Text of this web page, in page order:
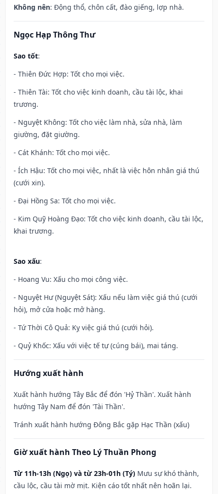
Không nên: Động thổ, chôn cất, đào giếng, lợp nhà.
Ngọc Hạp Thông Thư
Sao tốt:
- Thiên Đức Hợp: Tốt cho mọi việc.
- Thiên Tài: Tốt cho việc kinh doanh, cầu tài lộc, khai
trương.
- Nguyệt Không: Tốt cho việc làm nhà, sửa nhà, làm
giường, đặt giường.
- Cát Khánh: Tốt cho mọi việc.
- Ích Hậu: Tốt cho mọi việc, nhất là việc hôn nhân giá thú
(cưới xin).
- Đại Hồng Sa: Tốt cho mọi việc.
- Kim Quỹ Hoàng Đạo: Tốt cho việc kinh doanh, cầu tài lộc,
khai trương.
Sao xấu:
- Hoang Vu: Xấu cho mọi công việc.
- Nguyệt Hư (Nguyệt Sát): Xấu nếu làm việc giá thú (cưới
hỏi), mở cửa hoặc mở hàng.
- Tứ Thời Cô Quả: Kỵ việc giá thú (cưới hỏi).
- Quỷ Khốc: Xấu với việc tế tự (cúng bái), mai táng.
Hướng xuất hành
Xuất hành hướng Tây Bắc để đón 'Hỷ Thần'. Xuất hành
hướng Tây Nam để đón 'Tài Thần'.
Tránh xuất hành hướng Đông Bắc gặp Hạc Thần (xấu)
Giờ xuất hành Theo Lý Thuần Phong
Từ 11h-13h (Ngọ) và từ 23h-01h (Tý) Mưu sự khó thành,
cầu lộc, cầu tài mờ mịt. Kiện cáo tốt nhất nên hoãn lại.